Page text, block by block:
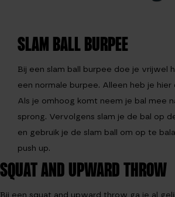
SLAM BALL BURPEE
Bij een slam ball burpee doe je vrijwel
een normale burpee. Alleen heb je hier
Als je omhoog komt neem je bal mee
sprong. Vervolgens slam je de bal op
en gebruik je de slam ball om op te
push up.
SQUAT AND UPWARD THROW
Bij een squat and upward throw ga je al